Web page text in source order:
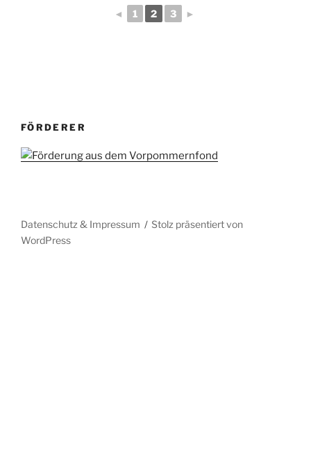
◄ 1 2 3 ►
FÖRDERER
Datenschutz & Impressum
Stolz präsentiert von
WordPress